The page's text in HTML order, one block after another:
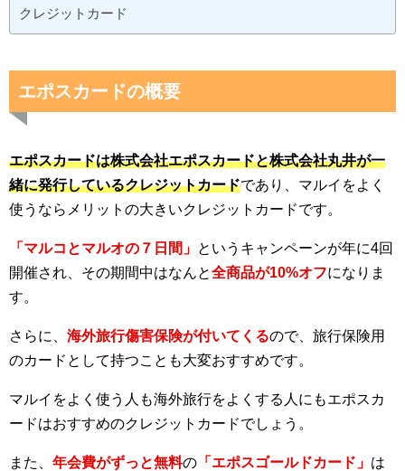
クレジットカード
エポスカードの概要
エポスカードは株式会社エポスカードと株式会社丸井が一
緒に発行しているクレジットカードであり、マルイをよく
使うならメリットの大きいクレジットカードです。
「マルコとマルオの７日間」 というキャンペーンが年に4回
開催され、その期間中はなんと全商品が10%オフになりま
す。
さらに、 海外旅行傷害保険が付いてくるので、旅行保険用
のカードとして持つことも大変おすすめです。
マルイをよく使う人も海外旅行をよくする人にもエポスカ
ードはおすすめのクレジットカードでしょう。
また、 年会費がずっと無料の 「エポスゴールドカード」 は